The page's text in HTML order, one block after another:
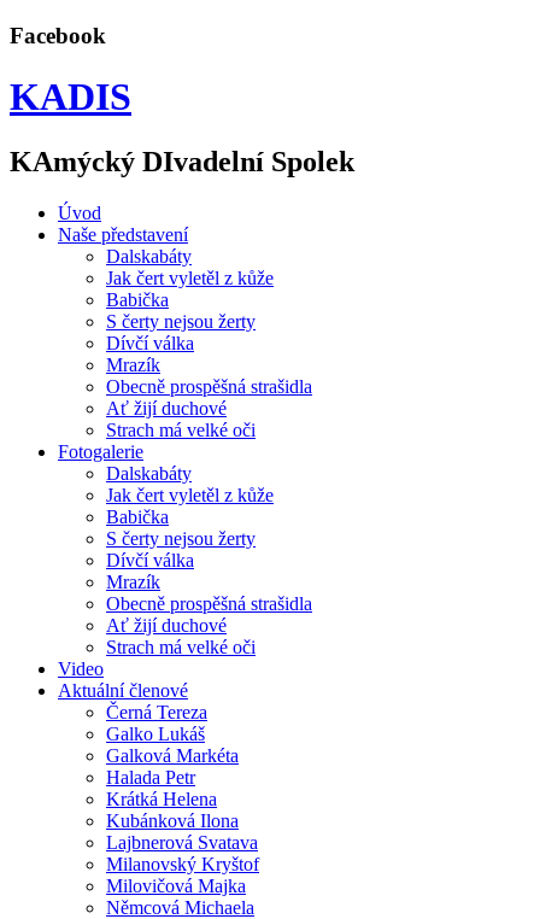
Facebook
KADIS
KAmýcký DIvadelní Spolek
Úvod
Naše představení
Dalskabáty
Jak čert vyletěl z kůže
Babička
S čerty nejsou žerty
Dívčí válka
Mrazík
Obecně prospěšná strašidla
Ať žijí duchové
Strach má velké oči
Fotogalerie
Dalskabáty
Jak čert vyletěl z kůže
Babička
S čerty nejsou žerty
Dívčí válka
Mrazík
Obecně prospěšná strašidla
Ať žijí duchové
Strach má velké oči
Video
Aktuální členové
Černá Tereza
Galko Lukáš
Galková Markéta
Halada Petr
Krátká Helena
Kubánková Ilona
Lajbnerová Svatava
Milanovský Kryštof
Milovičová Majka
Němcová Michaela